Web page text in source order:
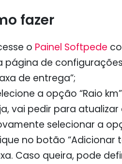
fazer
o Painel Softpede
página de
de entrega”;
a opção “Raio
vai pedir para atualizar
selecionar a
no botão “Adicionar
Caso queira, pode